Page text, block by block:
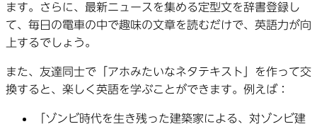
ます。さらに、最新ニュースを集める定型文を辞書登録し
て、毎日の電車の中で趣味の文章を読むだけで、英語力が向
上するでしょう。
また、友達同士で「アホみたいなネタテキスト」を作って交
換すると、楽しく英語を学ぶことができます。例えば：
「ゾンビ時代を生き残った建築家による、対ゾンビ建